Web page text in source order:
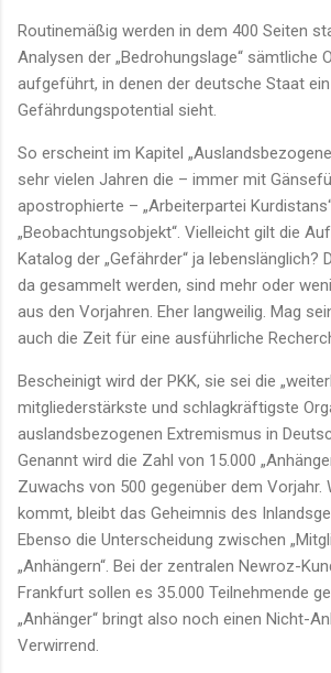
Routinemäßig werden in dem 400 Seiten
Analysen der „Bedrohungslage“ sämtliche
aufgeführt, in denen der deutsche Staat ein
Gefährdungspotential sieht.
So erscheint im Kapitel
sehr vielen Jahren die – immer mit
apostrophierte – „Arbeiterpartei
„Beobachtungsobjekt“. Vielleicht gilt die
Katalog der „Gefährder“ ja lebenslänglich?
da gesammelt werden, sind mehr oder
aus den Vorjahren. Eher langweilig. Mag
auch die Zeit für eine ausführliche
Bescheinigt wird der PKK, sie sei die
mitgliederstärkste und schlagkräftigste
auslandsbezogenen Extremismus in
Genannt wird die Zahl von 15.000
Zuwachs von 500 gegenüber dem Vorjahr.
kommt, bleibt das Geheimnis des
Ebenso die Unterscheidung zwischen
„Anhängern“. Bei der zentralen Newroz-
Frankfurt sollen es 35.000 Teilnehmende
„Anhänger“ bringt also noch einen Nicht-
Verwirrend.